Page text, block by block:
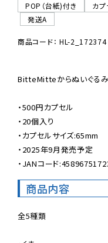
POP（台紙)付き
カプ
発送A
商品コード： HL-2_172374
BitteMitteからぬいぐる
・500円カプセル
・20個入り
・カプセルサイズ:65mm
・2025年9月発売予定
・JANコード
商品内容
全5種類